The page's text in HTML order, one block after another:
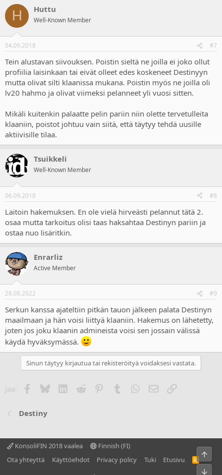
H Huttu
Well-Known Member
04.09.2018 #7
Tein alustavan siivouksen. Poistin sieltä ne joilla ei joko ollut
profiilia laisinkaan tai eivät olleet edes koskeneet Destinyyn
mutta olivat silti klaanissa mukana. Poistin myös ne joilla oli
lv20 hahmo ja olivat viimeksi pelanneet yli vuosi sitten.
Mikäli kuitenkin palaatte pelin pariin niin olette tervetulleita
klaaniin, poistot johtuu vain siitä, että täytyy tehdä uusille
aktiivisille tilaa.
Tsuikkeli
Well-Known Member
06.09.2018 #8
Laitoin hakemuksen. En ole vielä hirveästi pelannut tätä 2.
osaa mutta tarkoitus olisi taas haksahtaa Destinyn pariin ja
ostaa nuo lisäritkin.
Enrarliz
Active Member
28.08.2022 #9
Serkun kanssa ajateltiin pitkän tauon jälkeen palata Destinyn
maailmaan ja hän voisi liittyä klaaniin. Hakemus on lähetetty,
joten jos joku klaanin admineista voisi sen jossain välissä
käydä hyväksymässä.
Sinun täytyy kirjautua tai rekisteröityä voidaksesi vastata.
Jaa: Facebook
BlueskyLinkedIn
Reddit PinterestTumblr WhatsApp
Sähköposti
Linkki
Destiny
KonsoliFIN 2018 vaalea
Finnish (FI)
Ota yhteyttä
Käyttöehdot Privacy policy Tuki Etusivu
S